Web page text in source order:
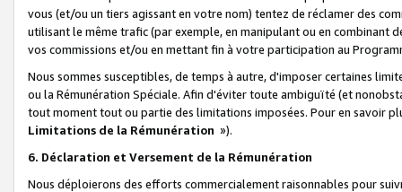
vous (et/ou un tiers agissant en votre nom) tentez de réclamer des
utilisant le même trafic (par exemple, en manipulant ou en combinant
vos commissions et/ou en mettant fin à votre participation au
Nous sommes susceptibles, de temps à autre, d'imposer certaines
ou la Rémunération Spéciale. Afin d'éviter toute ambiguïté (et
tout moment tout ou partie des limitations imposées. Pour en savoir
Limitations de la Rémunération »).
6. Déclaration et Versement de la Rémunération
Nous déploierons des efforts commercialement raisonnables pour